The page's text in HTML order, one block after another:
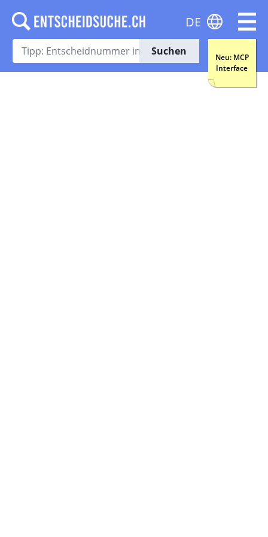
Suchen
Neu: MCP
Interface
DE